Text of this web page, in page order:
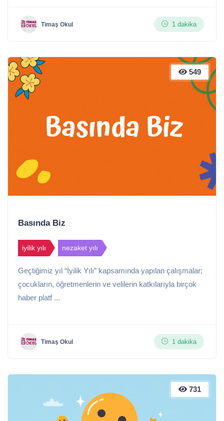
Timaş Okul 1 dakika
549
Basında Biz
iyilik yılı nezaket yılı
Geçtiğimiz yıl “İyilik Yılı” kapsamında yapılan çalışmalar;
çocukların, öğretmenlerin ve velilerin katkılarıyla birçok
haber platf ...
Timaş Okul 1 dakika
731